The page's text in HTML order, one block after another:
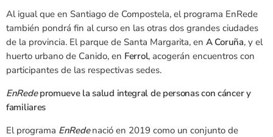
Al igual que en Santiago de Compostela, el programa EnRede
también pondrá fin al curso en las otras dos grandes ciudades
de la provincia. El parque de Santa Margarita, en A Coruña, y el
huerto urbano de Canido, en Ferrol, acogerán encuentros con
participantes de las respectivas sedes.
EnRedepromueve la salud integral de personas con cáncer y
familiares
El programa EnRedenació en 2019 como un conjunto de